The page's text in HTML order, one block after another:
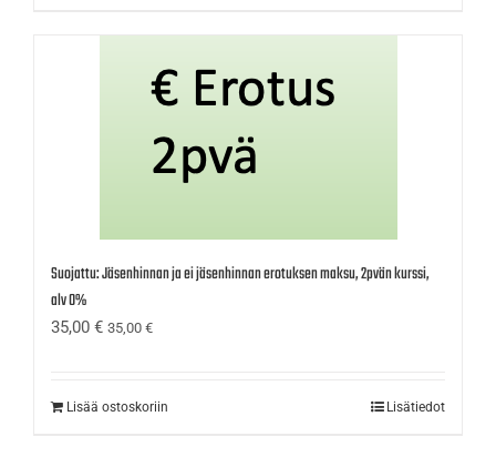
Suojattu: Jäsenhinnan ja ei jäsenhinnan erotuksen maksu, 2pvän kurssi,
alv 0%
35,00 € 35,00 €
Lisää ostoskoriin Lisätiedot